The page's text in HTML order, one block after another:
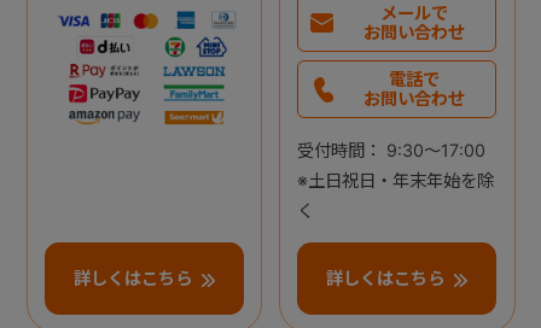
詳しくはこちら
メールで
お問い合わせ
電話で
お問い合わせ
受付時間： 9:30～17:00
※土日祝日・年末年始を除
く
詳しくはこちら